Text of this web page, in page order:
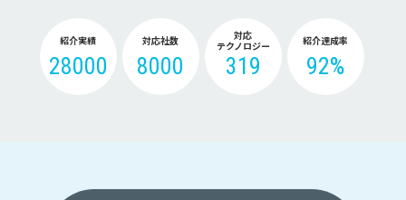
紹介実績
28000
対応社数
8000
対応
テクノロジー
319
紹介達成率
92%